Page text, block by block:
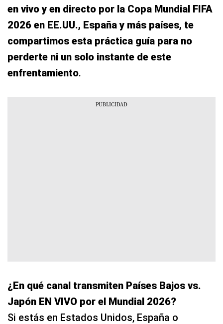
en vivo y en directo por la Copa Mundial FIFA
2026 en EE.UU., España y más países, te
compartimos esta práctica guía para no
perderte ni un solo instante de este
enfrentamiento.
¿En qué canal transmiten Países Bajos vs.
Japón EN VIVO por el Mundial 2026?
Si estás en Estados Unidos, España o